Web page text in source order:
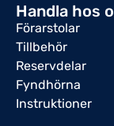
Handla hos
Förarstolar
Tillbehör
Reservdelar
Fyndhörna
Instruktioner